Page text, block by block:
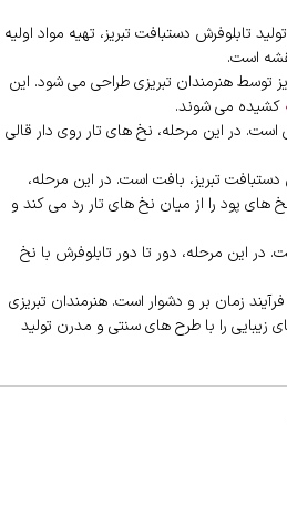
تابلوفرش دستبافت تبریز، تهیه مواد اولیه
است.
توسط هنرمندان تبریزی طراحی می شود. این
کشیده می شوند.
در این مرحله، نخ های تار روی دار قالی
تبریز، بافت است. در این مرحله،
های پود را از میان نخ های تار رد می کند و
در این مرحله، دور تا دور تابلوفرش با نخ
زمان بر و دشوار است. هنرمندان تبریزی
زیبایی را با طرح های سنتی و مدرن تولید